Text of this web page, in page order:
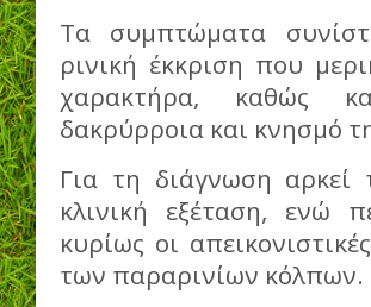
Τα συμπτώματα
ρινική έκκριση που
χαρακτήρα, καθώς
δακρύρροια και κνησμό
Για τη διάγνωση αρκεί
κλινική εξέταση, ενώ
κυρίως οι
των παραρινίων κόλπων.